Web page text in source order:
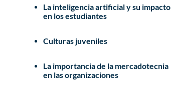
La inteligencia artificial y su impacto
en los estudiantes
Culturas juveniles
La importancia de la mercadotecnia
en las organizaciones